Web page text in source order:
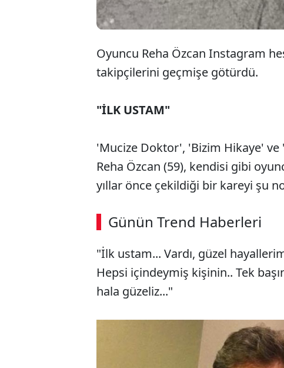
Oyuncu Reha Özcan Instagram
takipçilerini geçmişe götürdü.
"İLK USTAM"
'Mucize Doktor', 'Bizim Hikaye' ve
Reha Özcan (59), kendisi gibi
yıllar önce çekildiği bir kareyi şu
Günün Trend Haberleri
"İlk ustam... Vardı, güzel
Hepsi içindeymiş kişinin.. Tek
hala güzeliz..."